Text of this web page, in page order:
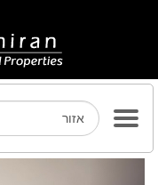
Next